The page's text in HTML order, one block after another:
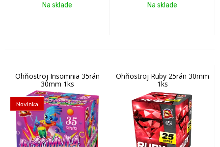
Na sklade Na sklade
Ohňostroj Insomnia 35rán
30mm 1ks
Novinka
Ohňostroj Ruby 25rán 30mm
1ks